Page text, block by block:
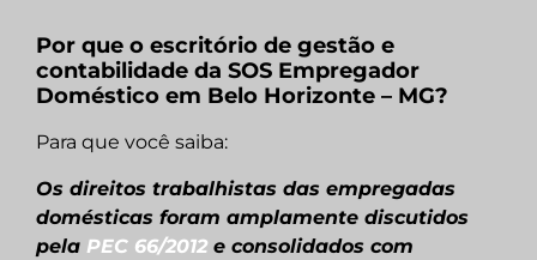
Por que o escritório de gestão e
contabilidade da SOS Empregador
Doméstico em Belo Horizonte – MG?
Para que você saiba:
Os direitos trabalhistas das empregadas
domésticas foram amplamente discutidos
pela PEC 66/2012 e consolidados com